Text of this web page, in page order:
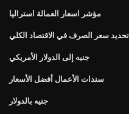
مؤشر اسعار العمالة استراليا
تحديد سعر الصرف في الاقتصاد الكلي
جنيه إلى الدولار الأمريكي
سندات الأعمال أفضل الأسعار
جنيه بالدولار